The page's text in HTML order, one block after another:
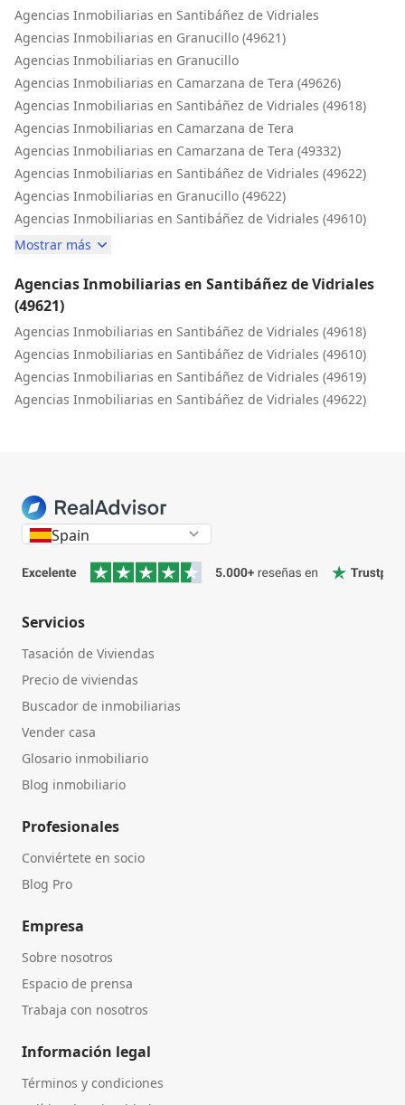
Agencias Inmobiliarias en Santibáñez de Vidriales
Agencias Inmobiliarias en Granucillo (49621)
Agencias Inmobiliarias en Granucillo
Agencias Inmobiliarias en Camarzana de Tera (49626)
Agencias Inmobiliarias en Santibáñez de Vidriales (49618)
Agencias Inmobiliarias en Camarzana de Tera
Agencias Inmobiliarias en Camarzana de Tera (49332)
Agencias Inmobiliarias en Santibáñez de Vidriales (49622)
Agencias Inmobiliarias en Granucillo (49622)
Agencias Inmobiliarias en Santibáñez de Vidriales (49610)
Mostrar más
Agencias Inmobiliarias en Santibáñez de Vidriales
(49621)
Agencias Inmobiliarias en Santibáñez de Vidriales (49618)
Agencias Inmobiliarias en Santibáñez de Vidriales (49610)
Agencias Inmobiliarias en Santibáñez de Vidriales (49619)
Agencias Inmobiliarias en Santibáñez de Vidriales (49622)
Spain
Servicios
Tasación de Viviendas
Precio de viviendas
Buscador de inmobiliarias
Vender casa
Glosario inmobiliario
Blog inmobiliario
Profesionales
Conviértete en socio
Blog Pro
Empresa
Sobre nosotros
Espacio de prensa
Trabaja con nosotros
Información legal
Términos y condiciones